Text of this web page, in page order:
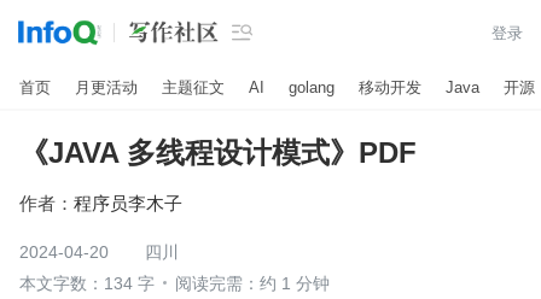
 登录
首页 月更活动 主题征文 AI golang 移动开发 Java 开源
《JAVA 多线程设计模式》PDF
作者： 程序员李木子
2024-04-20
四川
本文字数：134 字
阅读完需：约 1 分钟